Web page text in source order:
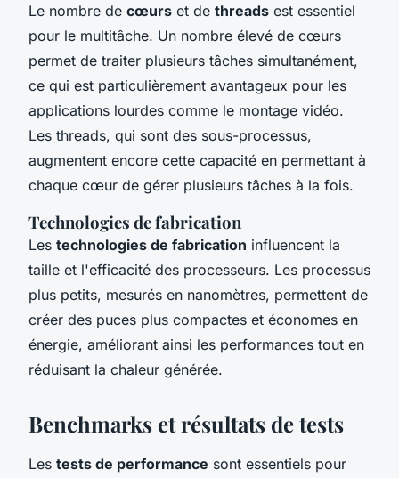
Le nombre de cœurs et de threads est essentiel
pour le multitâche. Un nombre élevé de cœurs
permet de traiter plusieurs tâches simultanément,
ce qui est particulièrement avantageux pour les
applications lourdes comme le montage vidéo.
Les threads, qui sont des sous-processus,
augmentent encore cette capacité en permettant à
chaque cœur de gérer plusieurs tâches à la fois.
Technologies de fabrication
Les technologies de fabrication influencent la
taille et l'efficacité des processeurs. Les processus
plus petits, mesurés en nanomètres, permettent de
créer des puces plus compactes et économes en
énergie, améliorant ainsi les performances tout en
réduisant la chaleur générée.
Benchmarks et résultats de tests
Les tests de performance sont essentiels pour